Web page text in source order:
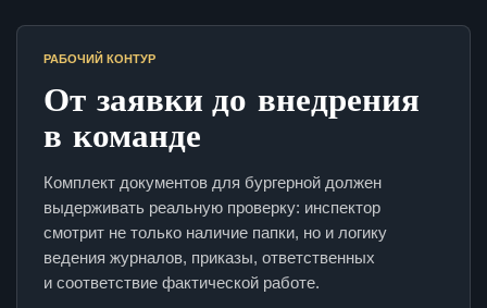
РАБОЧИЙ КОНТУР
От заявки до внедрения
в команде
Комплект документов для бургерной должен
выдерживать реальную проверку: инспектор
смотрит не только наличие папки, но и логику
ведения журналов, приказы, ответственных
и соответствие фактической работе.